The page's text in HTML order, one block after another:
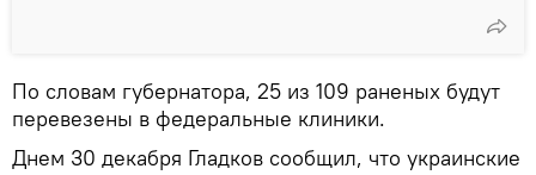
По словам губернатора, 25 из 109 раненых будут
перевезены в федеральные клиники.
Днем 30 декабря Гладков сообщил, что украинские